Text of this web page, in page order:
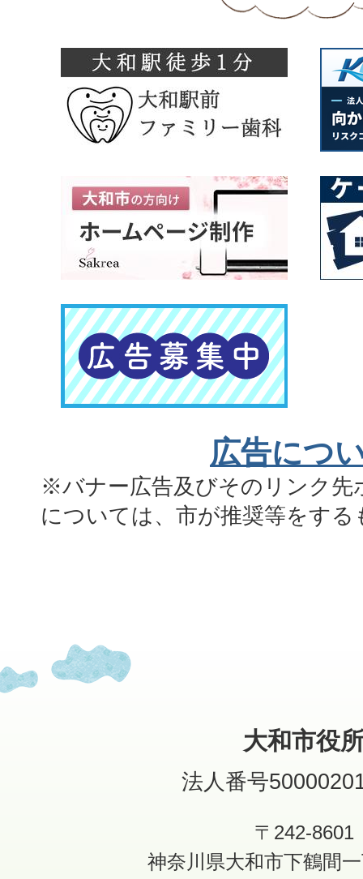
広告につ
※バナー広告及びそのリンク先
については、市が推奨等をす
大和市役
法人番号
〒242-8601
神奈川県大和市下鶴間